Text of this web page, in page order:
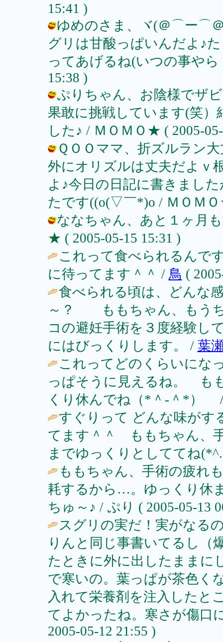
15:41 )
ゆめのさま、ヾ(＠⌒ー⌒
グリは甘酸っぱいんだよ♪
ってあげるね(いつの事や
15:38 )
ぷりちゃん、お陰様でザ
果敢に挑戦しています(笑
した♪ / ＭＯＭＯ★ ( 2005-
ＱＯＯママ、折ズルラン
外にオリズルは丈夫だよｖ
よ♪今日の日記に書きまし
たです((o(▽￣*)o / ＭＯＭＯ
ななちゃん、あと１ヶ月
★ ( 2005-05-15 15:31 )
これって食べられるんで
に待ってます＾＾ / 鳥 (
食べられる頃は、どんな
～？ ももちゃん、もう
コの避妊手術を３度経験し
にはびっくりします。 / 葉
これってどのくらいにな
っぱそうに見えるね。 も
くり休んでね（*＾‐＾*）
すぐりって どんな味が
てます＾＾ ももちゃん、
までゆっくりとしててね
ももちゃん、手術の疲れ
耗するから…。ゆっくり休
ちゅ～♪ / ぷり ( 2005-05-13
スグリの実だ！実がなる
りんと同じ事書いてるし（
たときに外に出したままに
で寒いの。葉っぱが茶色く
入れて栄養剤を注入したと
てよかったね。寒さが傷口
2005-05-12 21:55 )